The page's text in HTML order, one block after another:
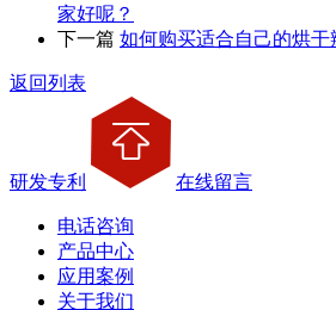
家好呢？
下一篇 如何购买适合自己的烘干
返回列表
研发专利 在线留言
电话咨询
产品中心
应用案例
关于我们